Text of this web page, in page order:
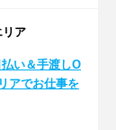
ア
払い＆手渡しO
アでお仕事を